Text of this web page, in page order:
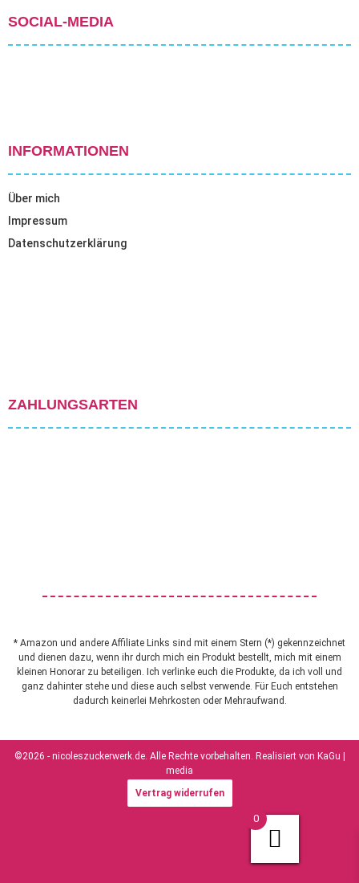
SOCIAL-MEDIA
INFORMATIONEN
Über mich
Impressum
Datenschutzerklärung
ZAHLUNGSARTEN
* Amazon und andere Affiliate Links sind mit einem Stern (*) gekennzeichnet
und dienen dazu, wenn ihr durch mich ein Produkt bestellt, mich mit einem
kleinen Honorar zu beteiligen. Ich verlinke euch die Produkte, da ich voll und
ganz dahinter stehe und diese auch selbst verwende. Für Euch entstehen
dadurch keinerlei Mehrkosten oder Mehraufwand.
©2026 - nicoleszuckerwerk.de. Alle Rechte vorbehalten. Realisiert von KaGu |
media
Vertrag widerrufen
0